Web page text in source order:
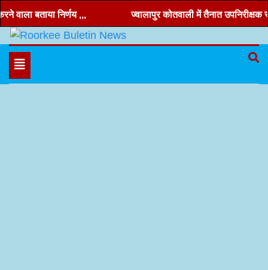
Skip
to
content
बताया निर्णय ,,, ज्वालापुर कोतवाली में तैनात उपनिरीक्षक
Roorkee Buletin News
Hindi news, roorkee news, Uttarakhand news
Toggle
navigation